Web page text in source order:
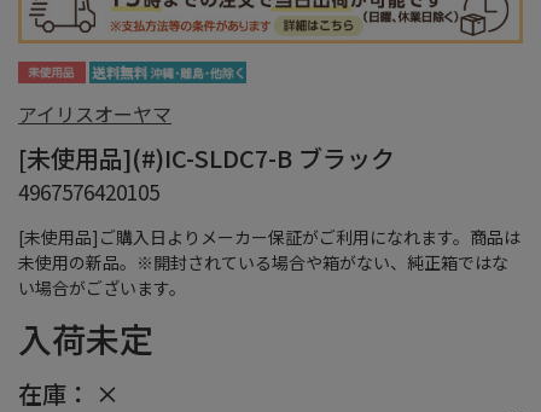
[未使用品]ご購入日よりメーカー保証がご利用になれます。商品は
未使用の新品。※開封されている場合や箱がない、純正箱ではな
い場合がございます。
アイリスオーヤマ
[未使用品](#)IC-SLDC7-B ブラック
4967576420105
入荷未定
在庫： ×